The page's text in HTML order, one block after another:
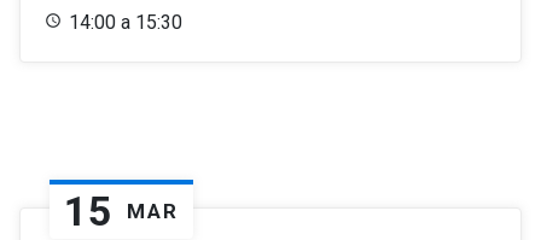
14:00 a 15:30
15 MAR